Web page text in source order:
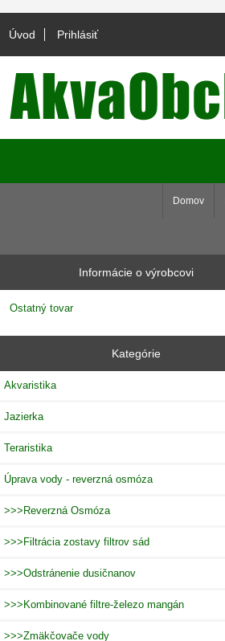
Úvod Prihlásiť
Domov
Informácie o výrobcovi
Ostatný tovar
Kategórie
Akvaristika
Jazierka
Teraristika
Úprava vody - reverzná osmóza
>>>Reverzná Osmóza
>>>Filtrácia zostavy filtrov sád
>>>Odstránenie dusičnanov
>>>Kombinované filtre-železo mangán
>>>Zmäkčovače vody